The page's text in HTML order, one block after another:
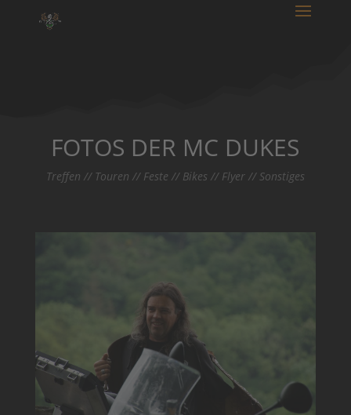
FOTOS DER MC DUKES
Treffen // Touren // Feste // Bikes // Flyer // Sonstiges